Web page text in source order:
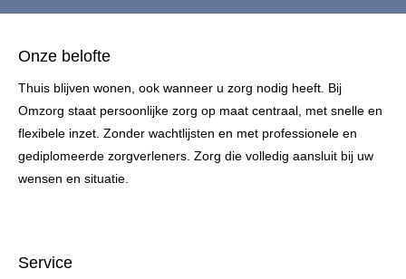
Onze belofte
Thuis blijven wonen, ook wanneer u zorg nodig heeft. Bij
Omzorg staat persoonlijke zorg op maat centraal, met snelle en
flexibele inzet. Zonder wachtlijsten en met professionele en
gediplomeerde zorgverleners. Zorg die volledig aansluit bij uw
wensen en situatie.
Service